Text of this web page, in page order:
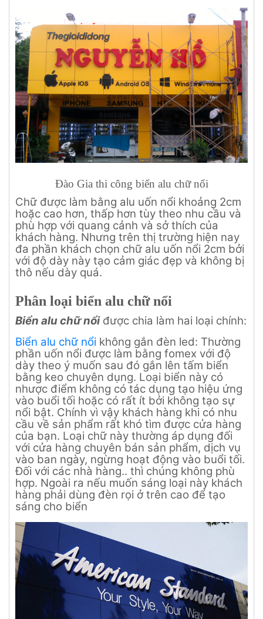
Đào Gia thi công biển alu chữ nổi
Chữ được làm bằng alu uốn nổi khoảng 2cm
hoặc cao hơn, thấp hơn tùy theo nhu cầu và
phù hợp với quang cảnh và sở thích của
khách hàng. Nhưng trên thị trường hiện nay
đa phần khách chọn chữ alu uốn nổi 2cm bởi
với độ dày này tạo cảm giác đẹp và không bị
thô nếu dày quá.
Phân loại biển alu chữ nổi
Biển alu chữ nổi được chia làm hai loại chính:
Biển alu chữ nổi không gắn đèn led: Thường
phần uốn nổi được làm bằng fomex với độ
dày theo ý muốn sau đó gắn lên tấm biển
bằng keo chuyên dụng. Loại biển này có
nhược điểm không có tác dụng tạo hiệu ứng
vào buổi tối hoặc có rất ít bởi không tạo sự
nổi bật. Chính vì vậy khách hàng khi có nhu
cầu về sản phẩm rất khó tìm được cửa hàng
của bạn. Loại chữ này thường áp dụng đối
với cửa hàng chuyên bán sản phẩm, dịch vụ
vào ban ngày, ngừng hoạt động vào buổi tối.
Đối với các nhà hàng.. thì chúng không phù
hợp. Ngoài ra nếu muốn sáng loại này khách
hàng phải dùng đèn rọi ở trên cao để tạo
sáng cho biển